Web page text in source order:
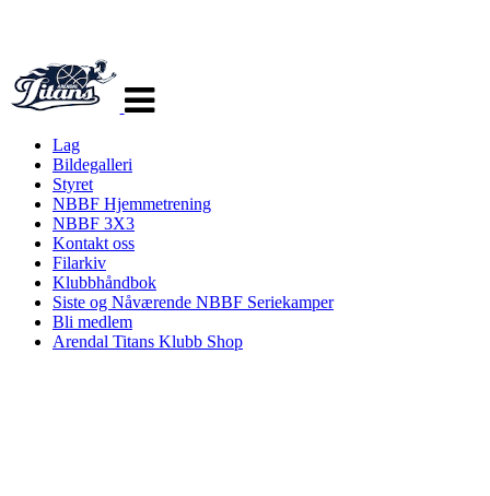
navigasjon
Lag
Bildegalleri
Styret
NBBF Hjemmetrening
NBBF 3X3
Kontakt oss
Filarkiv
Klubbhåndbok
Siste og Nåværende NBBF Seriekamper
Bli medlem
Arendal Titans Klubb Shop